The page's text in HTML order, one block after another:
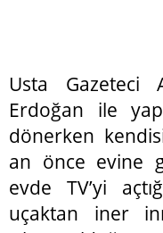
Usta Gazeteci
Erdoğan ile
dönerken
an önce evine
evde TV’yi
uçaktan iner